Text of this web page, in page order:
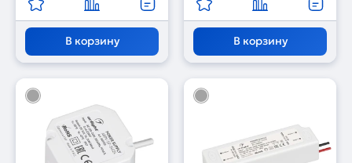
В корзину В корзину